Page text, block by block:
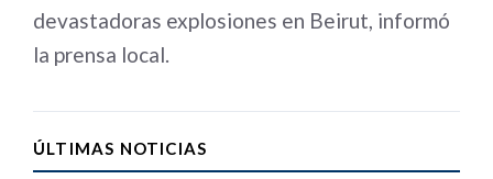
devastadoras explosiones en Beirut, informó
la prensa local.
ÚLTIMAS NOTICIAS